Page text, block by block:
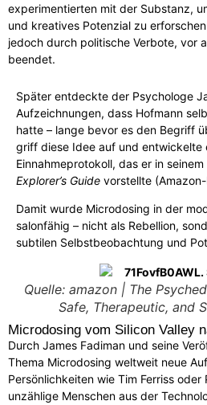
experimentierten mit der Substanz,
und kreatives Potenzial zu
jedoch durch politische Verbote, vor
beendet.
Später entdeckte der Psychologe
Aufzeichnungen, dass Hofmann
hatte – lange bevor es den Begriff
griff diese Idee auf und entwickelte
Einnahmeprotokoll, das er in seinem
Explorer’s Guide vorstellte (
Damit wurde Microdosing in der
salonfähig – nicht als Rebellion,
subtilen Selbstbeobachtung und
Quelle: amazon | The
Safe, Therapeutic, and
Microdosing vom Silicon Valley
Durch James Fadiman und seine
Thema Microdosing weltweit neue
Persönlichkeiten wie Tim Ferriss oder
unzählige Menschen aus der